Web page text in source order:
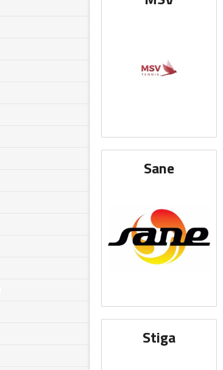
Sane
Stiga